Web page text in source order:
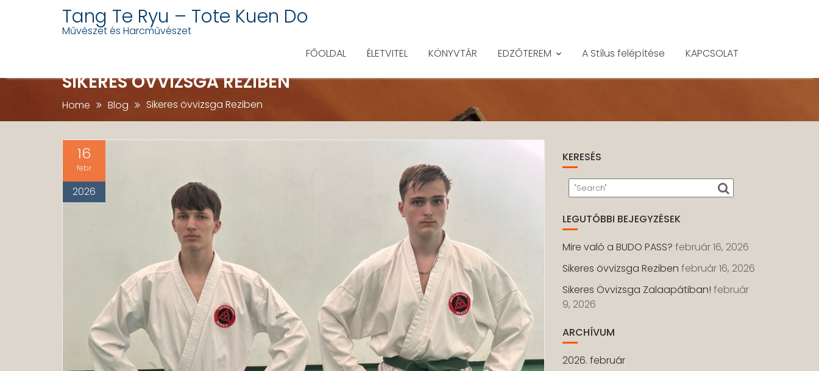
Tang Te Ryu – Tote Kuen Do
Művészet és Harcművészet
FŐOLDAL
ÉLETVITEL KÖNYVTÁR EDZŐTEREM A Stílus felépítése KAPCSOLAT
SIKERES ÖVVIZSGA REZIBEN
Home Blog Sikeres övvizsga Reziben
16
febr
2026
KERESÉS
LEGUTÓBBI BEJEGYZÉSEK
Mire való a BUDO PASS? február 16, 2026
Sikeres övvizsga Reziben február 16, 2026
Sikeres Övvizsga Zalaapátiban! február
9, 2026
ARCHÍVUM
2026. február